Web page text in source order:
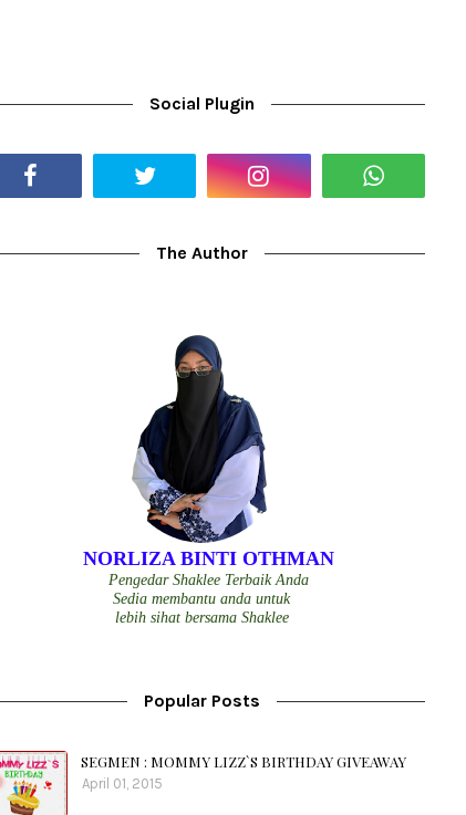
Social Plugin
The Author
NORLIZA BINTI OTHMAN
Pengedar Shaklee Terbaik Anda
Sedia membantu anda untuk
lebih sihat bersama Shaklee
Popular Posts
SEGMEN : MOMMY LIZZ`S BIRTHDAY GIVEAWAY
April 01, 2015